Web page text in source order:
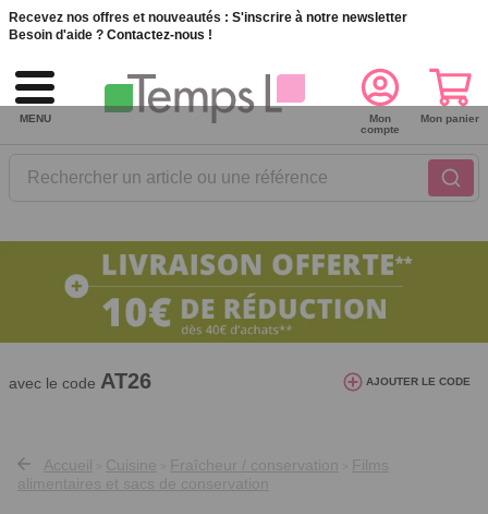
Recevez nos offres et nouveautés : S'inscrire à notre newsletter
Besoin d'aide ? Contactez-nous !
MENU
Rechercher un article ou une référence
Mon
compte
Mon panier
10€ de réduction dès 40€ d'achat. Offre
valable du 03/08/2026 au 12/08/2026.
avec le code AT26 AJOUTER LE CODE
Accueil Cuisine Fraîcheur / conservation
Films
alimentaires et sacs de conservation